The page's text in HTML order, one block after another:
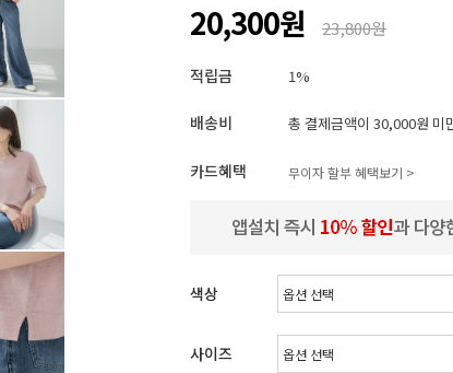
20,300원 23,800원
적립금 1%
배송비 총 결제금액이 30,000원 미
카드혜택 무이자 할부 혜택보기 >
색상
사이즈